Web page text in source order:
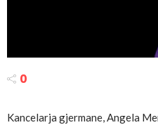
0
Kancelarja gjermane, Angela